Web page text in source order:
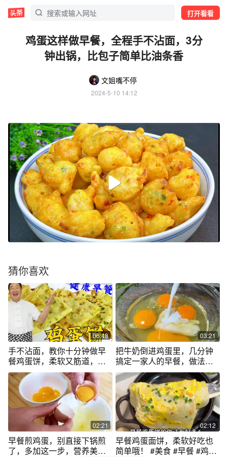
打开看看
鸡蛋这样做早餐，全程手不沾面，3分
钟出锅，比包子简单比油条香
文姐嘴不停
2024-5-10 14:12
猜你喜欢
06:48
手不沾面，教你十分钟做早
餐鸡蛋饼，柔软又筋道，卷
菜喝粥更好吃
03:21
把牛奶倒进鸡蛋里，几分钟
搞定一家人的早餐，做法简
单还有营养
02:21
早餐煎鸡蛋，别直接下锅煎
了，多加这一步，营养美
02:12
早餐鸡蛋面饼，柔软好吃也
简单哦！ #美食 #早餐 #鸡蛋